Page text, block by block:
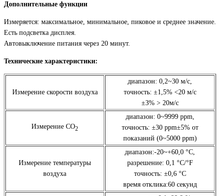
Дополнительные функции
Измеряется: максимальное, минимальное, пиковое и среднее значение.
Есть подсветка дисплея.
Автовыключение питания через 20 минут.
Технические характеристики:
Измерение скорости воздуха
диапазон: 0,2~30 м/с,
точность: ±1,5% <20 м/с
±3% > 20м/с
Измерение СО2
диапазон: 0~9999 ppm,
точность: ±30 ppm±5% от
показаний (0~5000 ppm)
Измерение температуры
воздуха
диапазон:-20~+60,0 °C,
разрешение: 0,1 °C/°F
точность: ±0,6 °C
время отклика:60 секунд